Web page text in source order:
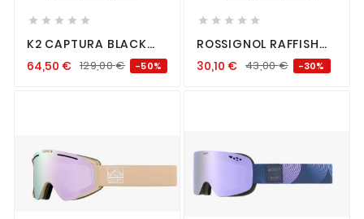
    
K2 CAPTURA BLACK
64,50 € 129,00€ -50%
    
ROSSIGNOL RAFFISH
30,10 € 43,00€ -30%